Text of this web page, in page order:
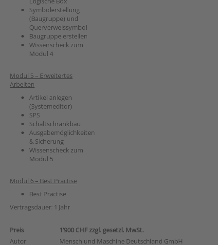
Symbolerstellung
(Baugruppe) und
Querverweissymbol
Baugruppe erstellen
Wissenscheck zum
Modul 4
Modul 5 – Erweitertes
Arbeiten
Artikel anlegen
(Systemeditor)
SPS
Schaltschrankbau
Ausgabemöglichkeiten
& Sicherung
Wissenscheck zum
Modul 5
Modul 6 – Best Practise
Best Practise
Vertragsdauer: 1 Jahr
Preis
1’900 CHF zzgl. gesetzl. MwSt.
Autor
Mensch und Maschine Deutschland GmbH